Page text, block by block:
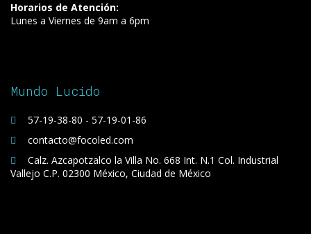
Horarios de Atención:
Lunes a Viernes de 9am a 6pm
Mundo Lucido
57-19-38-80 - 57-19-01-86
contacto@focoled.com
Calz. Azcapotzalco la Villa No. 668 Int. N.1 Col. Industrial
Vallejo C.P. 02300 México, Ciudad de México